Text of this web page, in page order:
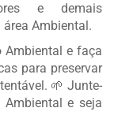
e demais
Ambiental.
Ambiental e faça
para preservar
🌱 Junte-
Ambiental e seja